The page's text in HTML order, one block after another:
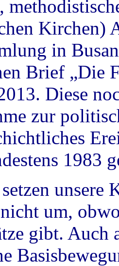
Kirchen)
in
Brief „Die
Diese
zur
1983
unsere
um,
gibt. Auch